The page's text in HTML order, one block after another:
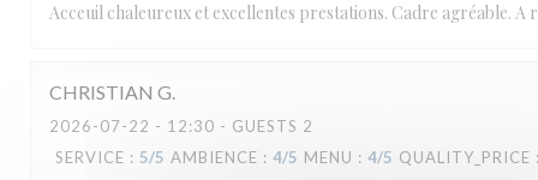
Acceuil chaleureux et excellentes prestations. Cadre agréable. A
CHRISTIAN G
2026-07-22 - 12:30 - GUESTS 2
SERVICE : 5/5 AMBIENCE : 4/5 MENU : 4/5 QUALITY_PRICE